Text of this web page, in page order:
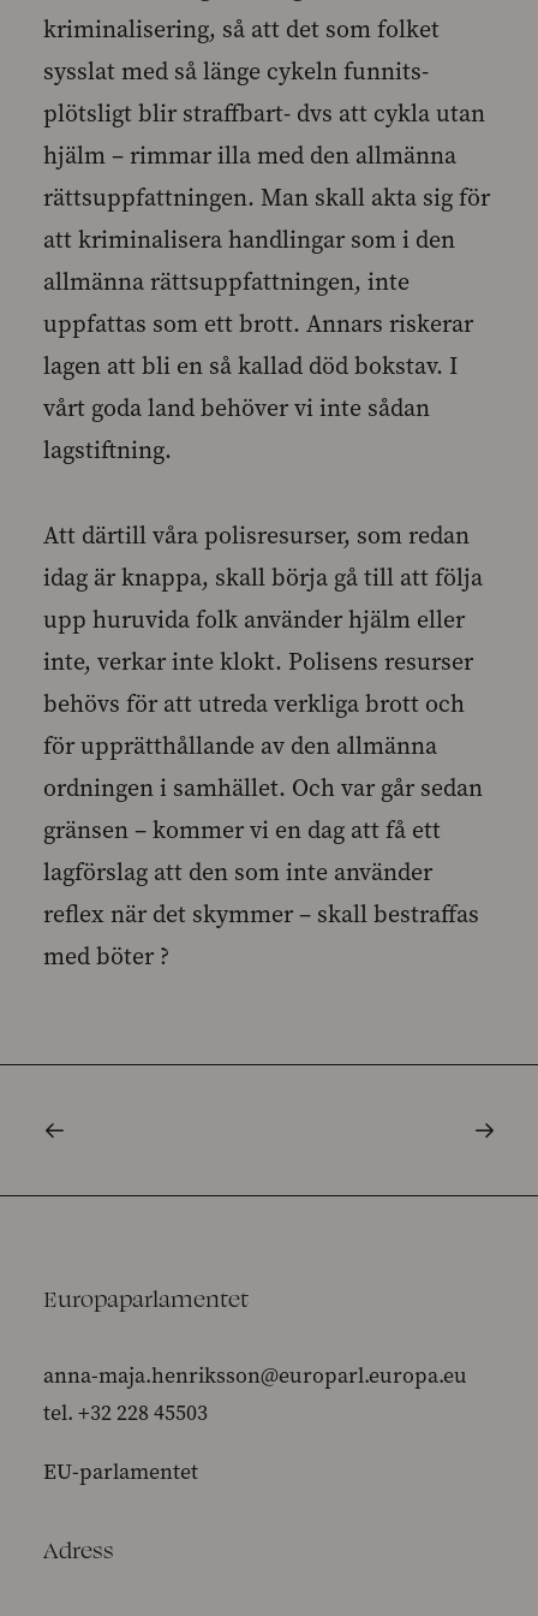
kriminalisering, så att det som folket
sysslat med så länge cykeln funnits-
plötsligt blir straffbart- dvs att cykla utan
hjälm – rimmar illa med den allmänna
rättsuppfattningen. Man skall akta sig för
att kriminalisera handlingar som i den
allmänna rättsuppfattningen, inte
uppfattas som ett brott. Annars riskerar
lagen att bli en så kallad död bokstav. I
vårt goda land behöver vi inte sådan
lagstiftning.
Att därtill våra polisresurser, som redan
idag är knappa, skall börja gå till att följa
upp huruvida folk använder hjälm eller
inte, verkar inte klokt. Polisens resurser
behövs för att utreda verkliga brott och
för upprätthållande av den allmänna
ordningen i samhället. Och var går sedan
gränsen – kommer vi en dag att få ett
lagförslag att den som inte använder
reflex när det skymmer – skall bestraffas
med böter ?
Europaparlamentet
anna-maja.henriksson@europarl.europa.eu
tel. +32 228 45503
EU-parlamentet
Adress